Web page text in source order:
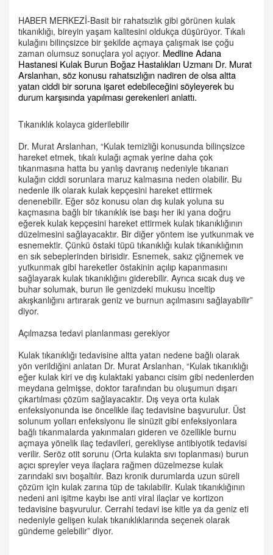
HABER MERKEZİ-Basit bir rahatsızlık gibi görünen kulak
tıkanıklığı, bireyin yaşam kalitesini oldukça düşürüyor. Tıkalı
kulağını bilinçsizce bir şekilde açmaya çalışmak ise çoğu
zaman olumsuz sonuçlara yol açıyor. Medline Adana
Hastanesi Kulak Burun Boğaz Hastalıkları Uzmanı Dr. Murat
Arslanhan, söz konusu rahatsızlığın nadiren de olsa altta
yatan ciddi bir soruna işaret edebileceğini söyleyerek bu
durum karşısında yapılması gerekenleri anlattı.
Tıkanıklık kolayca giderilebilir
Dr. Murat Arslanhan, “Kulak temizliği konusunda bilinçsizce
hareket etmek, tıkalı kulağı açmak yerine daha çok
tıkanmasına hatta bu yanlış davranış nedeniyle tıkanan
kulağın ciddi sorunlara maruz kalmasına neden olabilir. Bu
nedenle ilk olarak kulak kepçesini hareket ettirmek
denenebilir. Eğer söz konusu olan dış kulak yoluna su
kaçmasına bağlı bir tıkanıklık ise başı her iki yana doğru
eğerek kulak kepçesini hareket ettirmek kulak tıkanıklığının
düzelmesini sağlayacaktır. Bir diğer yöntem ise yutkunmak ve
esnemektir. Çünkü östaki tüpü tıkanıklığı kulak tıkanıklığının
en sık sebeplerinden birisidir. Esnemek, sakız çiğnemek ve
yutkunmak gibi hareketler östakinin açılıp kapanmasını
sağlayarak kulak tıkanıklığını giderebilir. Ayrıca sıcak duş ve
buhar solumak, burun ile genizdeki mukusu inceltip
akışkanlığını artırarak geniz ve burnun açılmasını sağlayabilir”
diyor.
Açılmazsa tedavi planlanması gerekiyor
Kulak tıkanıklığı tedavisine altta yatan nedene bağlı olarak
yön verildiğini anlatan Dr. Murat Arslanhan, “Kulak tıkanıklığı
eğer kulak kiri ve dış kulaktaki yabancı cisim gibi nedenlerden
meydana gelmişse, doktor tarafından bu oluşumun dışarı
çıkartılması çözüm sağlayacaktır. Dış veya orta kulak
enfeksiyonunda ise öncelikle ilaç tedavisine başvurulur. Üst
solunum yolları enfeksiyonu ile sinüzit gibi enfeksiyonlara
bağlı tıkanmalarda yakınmaları gideren ve özellikle burnu
açmaya yönelik ilaç tedavileri, gerekliyse antibiyotik tedavisi
verilir. Seröz otit sorunu (Orta kulakta sıvı toplanması) burun
açıcı spreyler veya ilaçlara rağmen düzelmezse kulak
zarındaki sıvı boşaltılır. Bazı kronik durumlarda uzun süreli
çözüm için kulak zarına tüp de takılabilir. Kulak tıkanıklığının
nedeni ani işitme kaybı ise anti viral ilaçlar ve kortizon
tedavisine başvurulur. Cerrahi tedavi ise kitle ya da geniz eti
nedeniyle gelişen kulak tıkanıklıklarında seçenek olarak
gündeme gelebilir” diyor.